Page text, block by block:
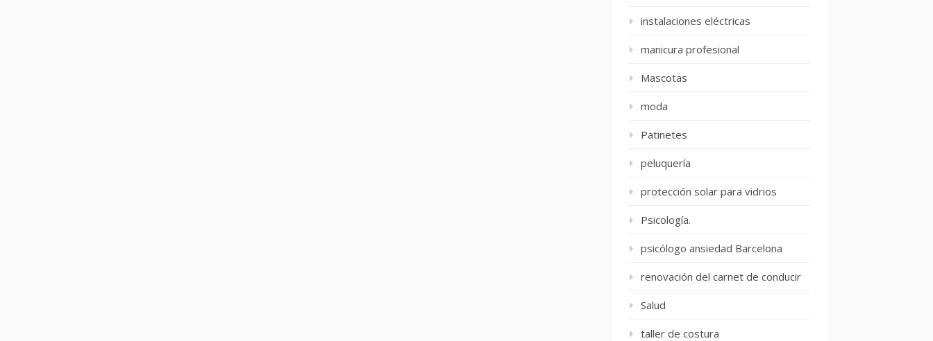
instalaciones eléctricas
manicura profesional
Mascotas
moda
Patinetes
peluquería
protección solar para vidrios
Psicología.
psicólogo ansiedad Barcelona
renovación del carnet de conducir
Salud
taller de costura